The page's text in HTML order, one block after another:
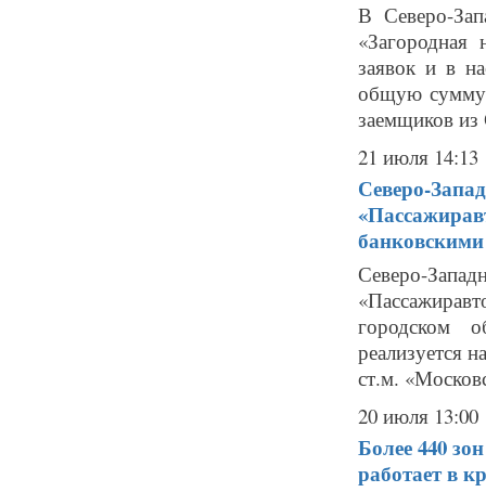
В Северо-
заявок и в
общую сумму
заемщиков
21 июля 14:13
Северо-
Северо-
городском
реализуется
ст.м.
20 июля 13:00
Более 440
работает в